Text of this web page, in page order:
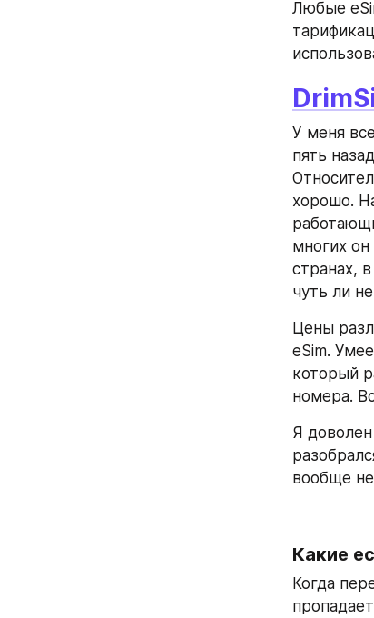
Любые
У меня
пять
хорошо.
многих он
странах,
чуть ли
Цены
eSim.
который
номера.
Я
вообще
Когда